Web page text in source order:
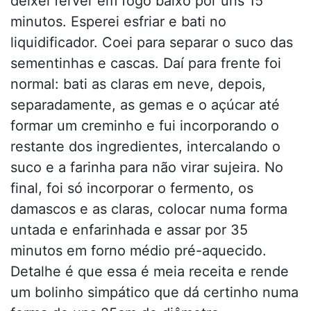
minutos. Esperei esfriar e bati no
liquidificador. Coei para separar o suco das
sementinhas e cascas. Daí para frente foi
normal: bati as claras em neve, depois,
separadamente, as gemas e o açúcar até
formar um creminho e fui incorporando o
restante dos ingredientes, intercalando o
suco e a farinha para não virar sujeira. No
final, foi só incorporar o fermento, os
damascos e as claras, colocar numa forma
untada e enfarinhada e assar por 35
minutos em forno médio pré-aquecido.
Detalhe é que essa é meia receita e rende
um bolinho simpático que dá certinho numa